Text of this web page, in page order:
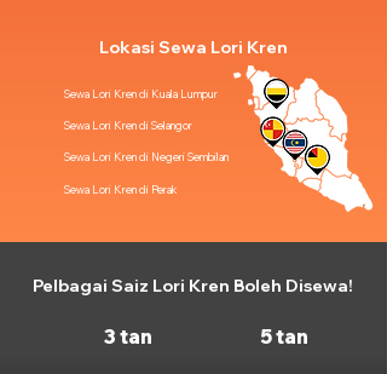
Lokasi Sewa Lori Kren
Sewa Lori Kren di Kuala Lumpur
Sewa Lori Kren di Selangor
Sewa Lori Kren di Negeri Sembilan
Sewa Lori Kren di Perak
Pelbagai Saiz Lori Kren Boleh Disewa!
3 tan 5 tan